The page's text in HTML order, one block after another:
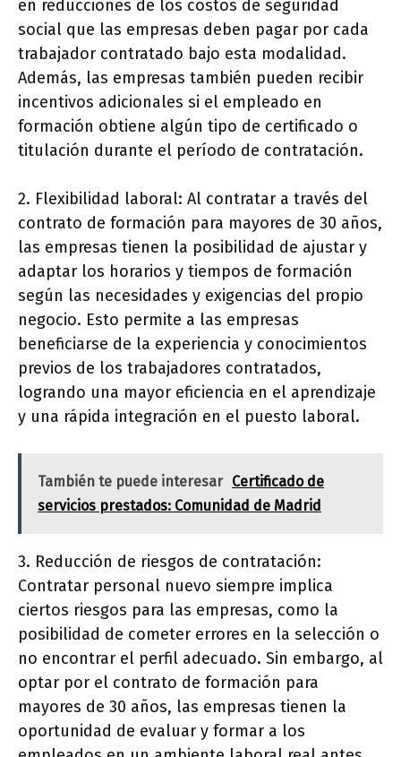
en reducciones de los costos de seguridad
social que las empresas deben pagar por cada
trabajador contratado bajo esta modalidad.
Además, las empresas también pueden recibir
incentivos adicionales si el empleado en
formación obtiene algún tipo de certificado o
titulación durante el período de contratación.
2. Flexibilidad laboral: Al contratar a través del
contrato de formación para mayores de 30 años,
las empresas tienen la posibilidad de ajustar y
adaptar los horarios y tiempos de formación
según las necesidades y exigencias del propio
negocio. Esto permite a las empresas
beneficiarse de la experiencia y conocimientos
previos de los trabajadores contratados,
logrando una mayor eficiencia en el aprendizaje
y una rápida integración en el puesto laboral.
También te puede interesar Certificado de
servicios prestados: Comunidad de Madrid
3. Reducción de riesgos de contratación:
Contratar personal nuevo siempre implica
ciertos riesgos para las empresas, como la
posibilidad de cometer errores en la selección o
no encontrar el perfil adecuado. Sin embargo, al
optar por el contrato de formación para
mayores de 30 años, las empresas tienen la
oportunidad de evaluar y formar a los